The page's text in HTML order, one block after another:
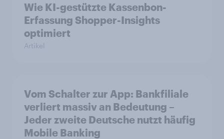
Wie KI-gestützte Kassenbon-
Erfassung Shopper-Insights
optimiert
Artikel
Vom Schalter zur App: Bankfiliale
verliert massiv an Bedeutung –
Jeder zweite Deutsche nutzt häufig
Mobile Banking